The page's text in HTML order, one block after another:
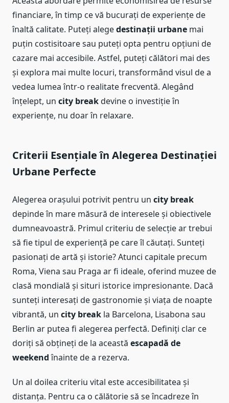
financiare, în timp ce vă bucurați de experiențe de
înaltă calitate. Puteți alegedestinații urbane mai
puțin costisitoare sau puteți opta pentru opțiuni de
cazare mai accesibile. Astfel, puteți călători mai des
și explora mai multe locuri, transformând visul de a
vedea lumea într-o realitate frecventă. Alegând
înțelept, un city breakdevine o investiție în
experiențe, nu doar în relaxare.
Criterii Esențiale în Alegerea Destinației
Urbane Perfecte
Alegerea orașului potrivit pentru un city break
depinde în mare măsură de interesele și obiectivele
dumneavoastră. Primul criteriu de selecție ar trebui
să fie tipul de experiență pe care îl căutați. Sunteți
pasionați de artă și istorie? Atunci capitale precum
Roma, Viena sau Praga ar fi ideale, oferind muzee de
clasă mondială și situri istorice impresionante. Dacă
sunteți interesați de gastronomie și viața de noapte
vibrantă, un city break la Barcelona, Lisabona sau
Berlin ar putea fi alegerea perfectă. Definiți clar ce
doriți să obțineți de la această escapadă de
weekendînainte de a rezerva.
Un al doilea criteriu vital este accesibilitatea și
distanța. Pentru ca o călătorie să se încadreze în